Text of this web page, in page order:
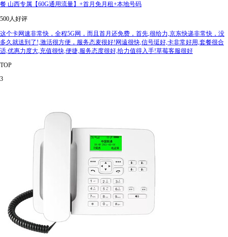
餐 山西专属【60G通用流量】+首月免月租+本地号码
500人好评
这个卡网速非常快，全程5G网，而且首月还免费，首先,很给力,京东快递非常快，没
多久就送到了!,激活很方便，服务态麦很好!网遠很快,信号珽好,卡非常好用,套餐很合
适,优惠力度大,充值很快,便捷,服务态度很好,给力值得入手!草莓客服很好
TOP
3